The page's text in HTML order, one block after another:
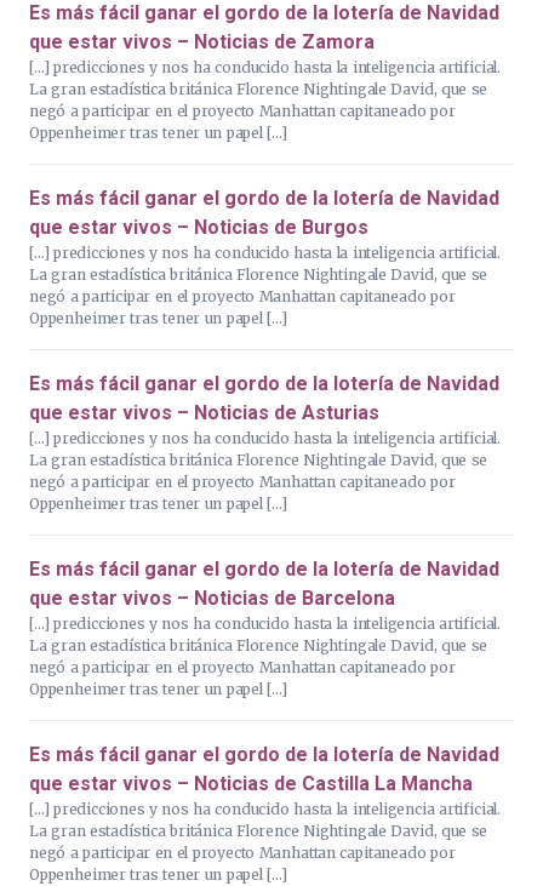
Es más fácil ganar el gordo de la lotería de Navidad
que estar vivos – Noticias de Zamora
[…] predicciones y nos ha conducido hasta la inteligencia artificial.
La gran estadística británica Florence Nightingale David, que se
negó a participar en el proyecto Manhattan capitaneado por
Oppenheimer tras tener un papel […]
Es más fácil ganar el gordo de la lotería de Navidad
que estar vivos – Noticias de Burgos
[…] predicciones y nos ha conducido hasta la inteligencia artificial.
La gran estadística británica Florence Nightingale David, que se
negó a participar en el proyecto Manhattan capitaneado por
Oppenheimer tras tener un papel […]
Es más fácil ganar el gordo de la lotería de Navidad
que estar vivos – Noticias de Asturias
[…] predicciones y nos ha conducido hasta la inteligencia artificial.
La gran estadística británica Florence Nightingale David, que se
negó a participar en el proyecto Manhattan capitaneado por
Oppenheimer tras tener un papel […]
Es más fácil ganar el gordo de la lotería de Navidad
que estar vivos – Noticias de Barcelona
[…] predicciones y nos ha conducido hasta la inteligencia artificial.
La gran estadística británica Florence Nightingale David, que se
negó a participar en el proyecto Manhattan capitaneado por
Oppenheimer tras tener un papel […]
Es más fácil ganar el gordo de la lotería de Navidad
que estar vivos – Noticias de Castilla La Mancha
[…] predicciones y nos ha conducido hasta la inteligencia artificial.
La gran estadística británica Florence Nightingale David, que se
negó a participar en el proyecto Manhattan capitaneado por
Oppenheimer tras tener un papel […]